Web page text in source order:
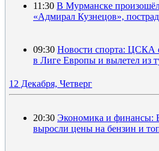
11:30 В Мурманске
«Адмирал Кузнецов»,
09:30 Новости спорта: ЦСКА
в Лиге Европы и вылетел из
12 Декабря, Четверг
20:30 Экономика и финансы:
выросли цены на бензин и